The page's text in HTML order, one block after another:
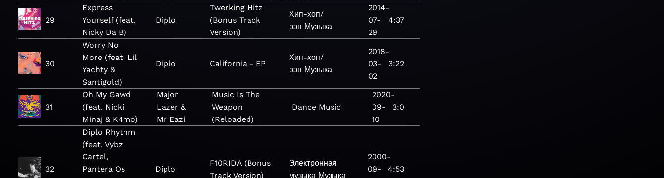
29
Express
Yourself (feat.
Nicky Da B)
Diplo
Twerking Hitz
(Bonus Track
Version)
Хип-хоп/
рэп Музыка
2014-
07-
29
4:37
30
Worry No
More (feat. Lil
Yachty &
Santigold)
Diplo California - EP
Хип-хоп/
рэп Музыка
2018-
03-
02
3:22
31
Oh My Gawd
(feat. Nicki
Minaj & K4mo)
Major
Lazer &
Mr Eazi
Music Is The
Weapon
(Reloaded)
Dance Music
2020-
09-
10
3:0
32
Diplo Rhythm
(feat. Vybz
Cartel,
Pantera Os
Diplo
F10RIDA (Bonus
Track Version)
Электронная
музыка Музыка
2000-
09-
4:53